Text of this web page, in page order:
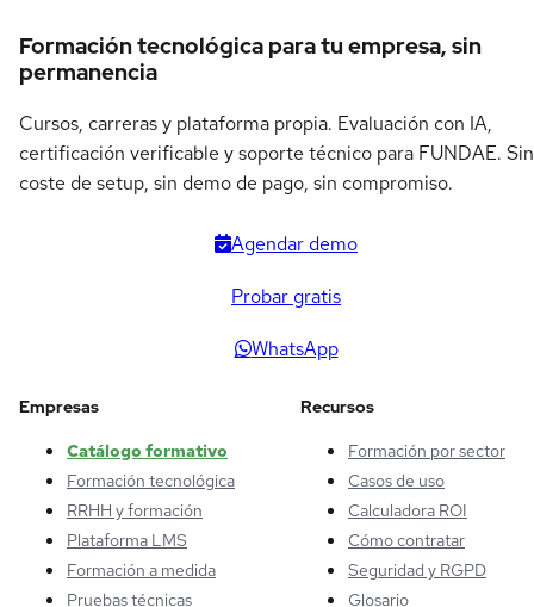
Formación tecnológica para tu empresa, sin
permanencia
Cursos, carreras y plataforma propia. Evaluación con IA,
certificación verificable y soporte técnico para FUNDAE. Sin
coste de setup, sin demo de pago, sin compromiso.
Agendar demo
Probar gratis
WhatsApp
Empresas
Catálogo formativo
Formación tecnológica
RRHH y formación
Plataforma LMS
Formación a medida
Pruebas técnicas
Recursos
Formación por sector
Casos de uso
Calculadora ROI
Cómo contratar
Seguridad y RGPD
Glosario